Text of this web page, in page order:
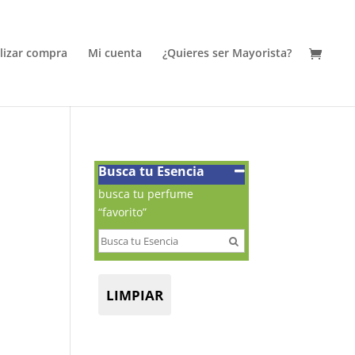
compra Mi cuenta ¿Quieres ser Mayorista?
Busca tu Esencia
busca tu perfume
“favorito”
LIMPIAR